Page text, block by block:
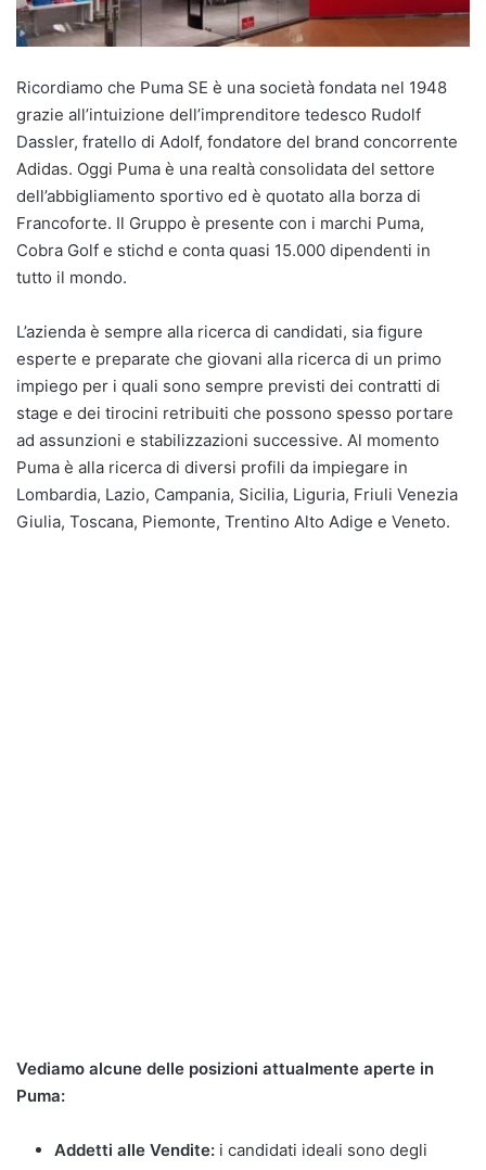
Ricordiamo che Puma SE è una società fondata nel 1948
grazie all’intuizione dell’imprenditore tedesco Rudolf
Dassler, fratello di Adolf, fondatore del brand concorrente
Adidas. Oggi Puma è una realtà consolidata del settore
dell’abbigliamento sportivo ed è quotato alla borza di
Francoforte. Il Gruppo è presente con i marchi Puma,
Cobra Golf e stichd e conta quasi 15.000 dipendenti in
tutto il mondo.
L’azienda è sempre alla ricerca di candidati, sia figure
esperte e preparate che giovani alla ricerca di un primo
impiego per i quali sono sempre previsti dei contratti di
stage e dei tirocini retribuiti che possono spesso portare
ad assunzioni e stabilizzazioni successive. Al momento
Puma è alla ricerca di diversi profili da impiegare in
Lombardia, Lazio, Campania, Sicilia, Liguria, Friuli Venezia
Giulia, Toscana, Piemonte, Trentino Alto Adige e Veneto.
Vediamo alcune delle posizioni attualmente aperte in
Puma:
Addetti alle Vendite: i candidati ideali sono degli